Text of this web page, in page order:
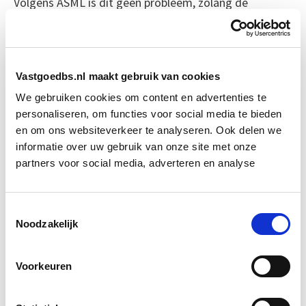
Vastgoedbs.nl maakt gebruik van cookies
We gebruiken cookies om content en advertenties te
personaliseren, om functies voor social media te bieden
en om ons websiteverkeer te analyseren. Ook delen we
informatie over uw gebruik van onze site met onze
partners voor social media, adverteren en analyse
Noodzakelijk
Voorkeuren
gemeente als regisseur optreedt. Zij kan bepalen hoe
de subsidieaanvraag wordt opgeknipt en bij wie welk
ontwikkelaars te veel winst maken of dat sociale
huurwoningen na een paar jaar alweer van de markt
verdwijnen.
Met het nieuwe fonds is een stap gezet richting
breder gedragen woningbouw. Maar of het tempo
Bron: fd.nl
Boeiend verhaal? Duik dan eens